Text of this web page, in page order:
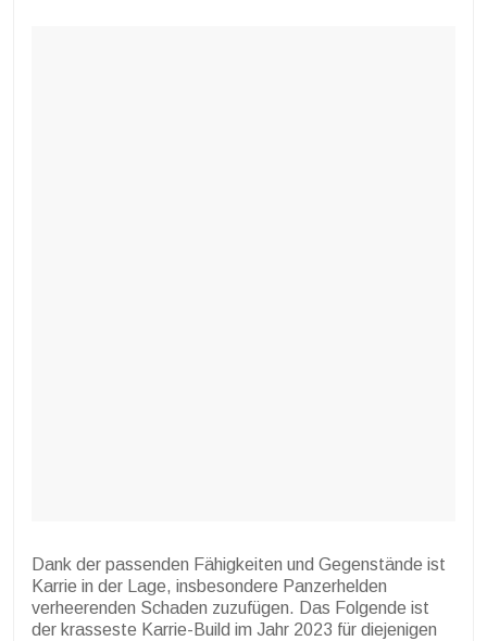
Dank der passenden Fähigkeiten und Gegenstände ist
Karrie in der Lage, insbesondere Panzerhelden
verheerenden Schaden zuzufügen. Das Folgende ist
der krasseste Karrie-Build im Jahr 2023 für diejenigen